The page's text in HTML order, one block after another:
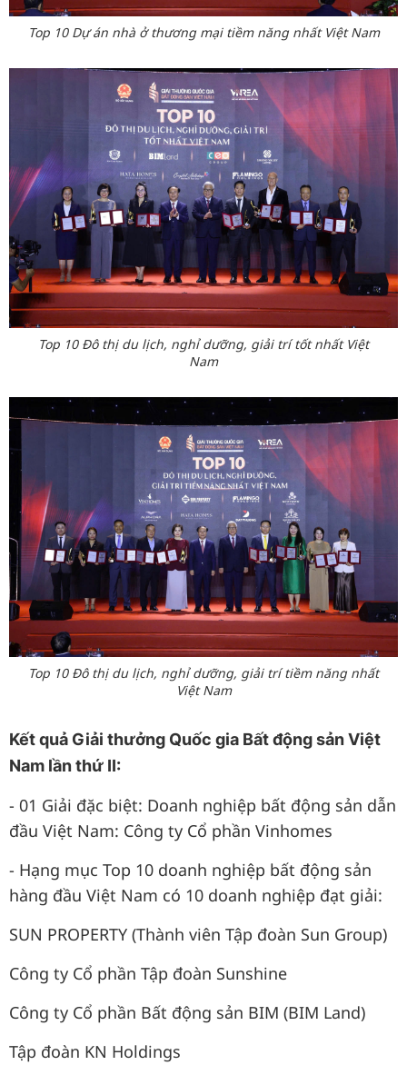
Top 10 Dự án nhà ở thương mại tiềm năng nhất Việt Nam
Top 10 Đô thị du lịch, nghỉ dưỡng, giải trí tốt nhất Việt
Nam
Top 10 Đô thị du lịch, nghỉ dưỡng, giải trí tiềm năng nhất
Việt Nam
Kết quả Giải thưởng Quốc gia Bất động sản Việt
Nam lần thứ II:
- 01 Giải đặc biệt: Doanh nghiệp bất động sản dẫn
đầu Việt Nam: Công ty Cổ phần Vinhomes
- Hạng mục Top 10 doanh nghiệp bất động sản
hàng đầu Việt Nam có 10 doanh nghiệp đạt giải:
SUN PROPERTY (Thành viên Tập đoàn Sun Group)
Công ty Cổ phần Tập đoàn Sunshine
Công ty Cổ phần Bất động sản BIM (BIM Land)
Tập đoàn KN Holdings